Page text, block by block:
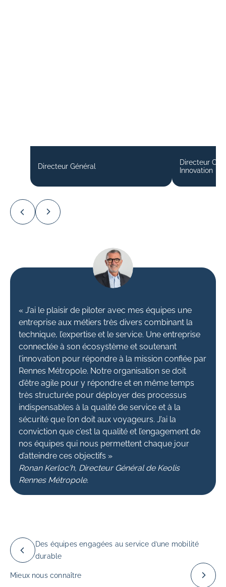
Directeur Général
Directeur
Innovation
« J’ai le plaisir de piloter avec mes équipes une
entreprise aux métiers très divers combinant la
technique, l’expertise et le service. Une entreprise
connectée à son écosystème et soutenant
l’innovation pour répondre à la mission confiée par
Rennes Métropole. Notre organisation se doit
d’être agile pour y répondre et en même temps
très structurée pour déployer des processus
indispensables à la qualité de service et à la
sécurité que l’on doit aux voyageurs. J’ai la
conviction que c’est la qualité et l’engagement de
nos équipes qui nous permettent chaque jour
d’atteindre ces objectifs »
Ronan Kerloc'h, Directeur Général de Keolis
Rennes Métropole.
Des équipes engagées au service d’une mobilité
durable
Mieux nous connaître